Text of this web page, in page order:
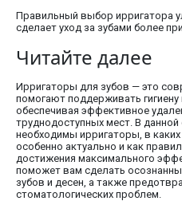
Правильный выбор ирригатора
сделает уход за зубами более
Читайте далее
Ирригаторы для зубов — это
помогают поддерживать
обеспечивая эффективное
труднодоступных мест. В
необходимы ирригаторы, в каких
особенно актуально и как
достижения максимального
поможет вам сделать
зубов и десен, а также
стоматологических проблем.